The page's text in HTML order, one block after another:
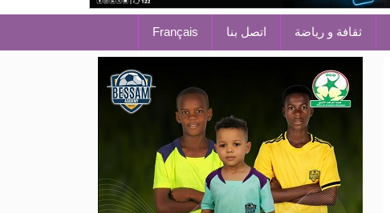
ثقافة و رياضة اتصل بنا Français